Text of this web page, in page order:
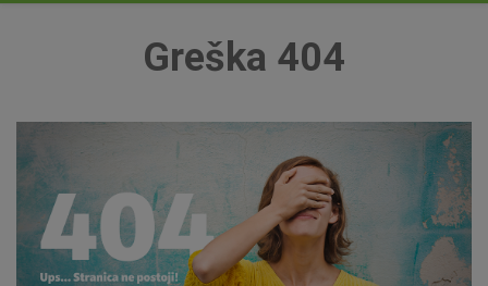
Faktoring
O nama
Greška 404